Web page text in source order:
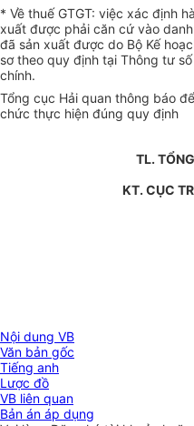
* Về thuế GTGT: việc xác định
xuất được phải căn cứ vào
đã sản xuất được do Bộ Kế
sơ theo quy định tại Thông tư số
chính.
Tổng cục Hải quan thông báo
chức thực hiện đúng quy định
TL.
KT. CỤC
Nội dung VB
Văn bản gốc
Tiếng anh
Lược đồ
VB liên quan
Bản án áp dụng